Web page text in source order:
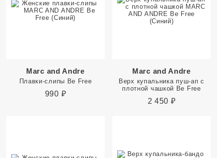
Marc and Andre
Плавки-слипы Be Free
990 ₽
Marc and Andre
Верх купальника пуш-ап с
плотной чашкой Be Free
2 450 ₽